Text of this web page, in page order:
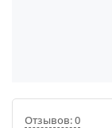
Отзывов: 0